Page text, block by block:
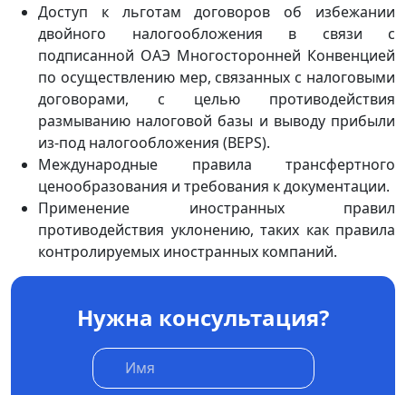
Доступ к льготам договоров об избежании
двойного налогообложения в связи с
подписанной ОАЭ Многосторонней Конвенцией
по осуществлению мер, связанных с налоговыми
договорами, с целью противодействия
размыванию налоговой базы и выводу прибыли
из-под налогообложения (BEPS).
Международные правила трансфертного
ценообразования и требования к документации.
Применение иностранных правил
противодействия уклонению, таких как правила
контролируемых иностранных компаний.
Нужна консультация?